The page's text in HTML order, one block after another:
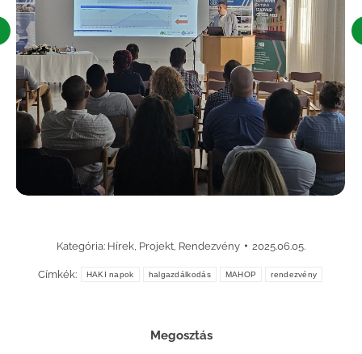
Kategória: Hírek Projekt Rendezvény 2025.06.05.
Címkék: HAKI napok halgazdálkodás MAHOP rendezvény
Megosztás